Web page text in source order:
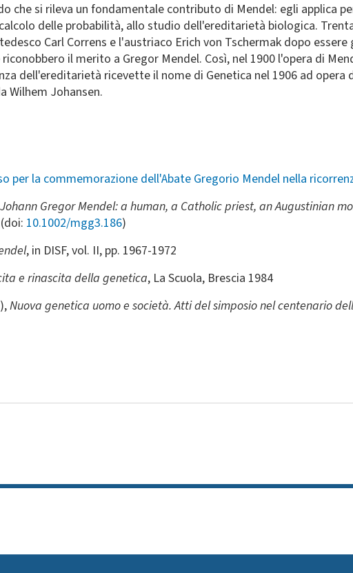
che si rileva un fondamentale contributo di Mendel: egli applica
delle probabilità, allo studio dell'ereditarietà biologica.
Carl Correns e l'austriaco Erich von Tschermak dopo
il merito a Gregor Mendel. Così, nel 1900 l'opera di
dell'ereditarietà ricevette il nome di Genetica nel 1906 ad
Wilhem Johansen.
per la commemorazione dell'Abate Gregorio Mendel nella
Gregor Mendel: a human, a Catholic priest, an Augustinian
10.1002/mgg3.186)
, in DISF, vol. II, pp. 1967-1972
e rinascita della genetica, La Scuola, Brescia 1984
Nuova genetica uomo e società. Atti del simposio nel centenario